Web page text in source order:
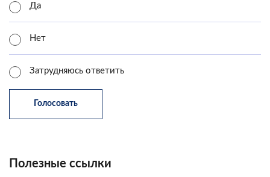
Да
Нет
Затрудняюсь ответить
Полезные ссылки